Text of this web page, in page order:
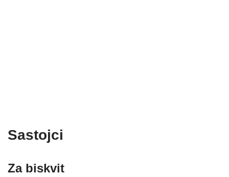
Sastojci
Za biskvit